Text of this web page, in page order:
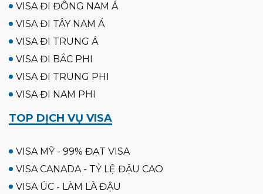
VISA ĐI ĐÔNG NAM Á
VISA ĐI TÂY NAM Á
VISA ĐI TRUNG Á
VISA ĐI BẮC PHI
VISA ĐI TRUNG PHI
VISA ĐI NAM PHI
TOP DỊCH VỤ VISA
VISA MỸ - 99% ĐẠT VISA
VISA CANADA - TỶ LỆ ĐẬU CAO
VISA ÚC - LÀM LÀ ĐẬU